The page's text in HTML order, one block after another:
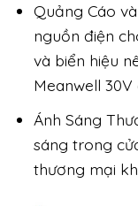
Quảng Cáo
nguồn điện
và biển hiệu
Meanwell
Ánh Sáng
sáng trong
thương mại